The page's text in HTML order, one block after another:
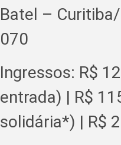
Batel –
070
Ingressos: R$
entrada) | R$
solidária*) | R$